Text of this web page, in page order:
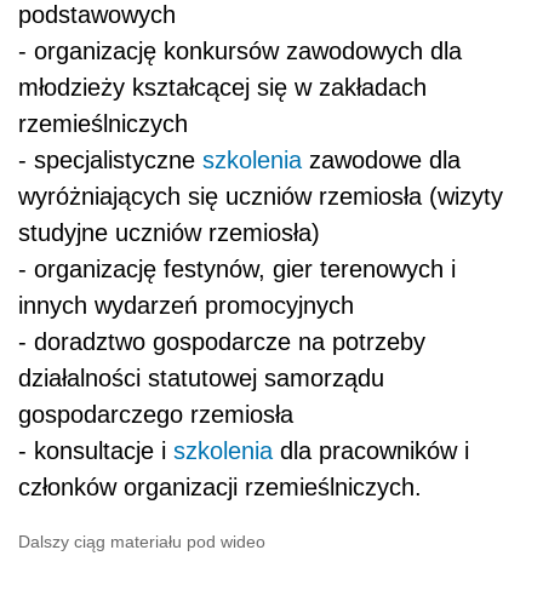
podstawowych
- organizację konkursów zawodowych dla
młodzieży kształcącej się w zakładach
rzemieślniczych
- specjalistyczne szkolenia zawodowe dla
wyróżniających się uczniów rzemiosła (wizyty
studyjne uczniów rzemiosła)
- organizację festynów, gier terenowych i
innych wydarzeń promocyjnych
- doradztwo gospodarcze na potrzeby
działalności statutowej samorządu
gospodarczego rzemiosła
- konsultacje i szkolenia dla pracowników i
członków organizacji rzemieślniczych.
Dalszy ciąg materiału pod wideo